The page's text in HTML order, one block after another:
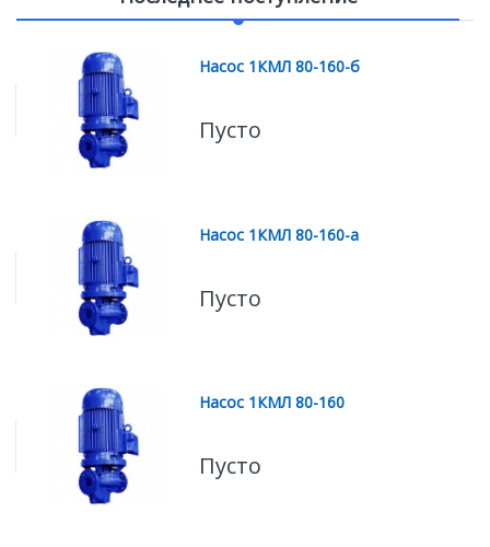
Насос 1КМЛ 80-160-б
Пусто
Насос 1КМЛ 80-160-а
Пусто
Насос 1КМЛ 80-160
Пусто